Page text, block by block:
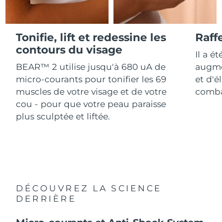
Tonifie, lift et redessine les
contours du visage
BEAR™ 2 utilise jusqu'à 680 uA de
micro-courants pour tonifier les 69
muscles de votre visage et de votre
cou - pour que votre peau paraisse
plus sculptée et liftée.
Il a
et
DÉCOUVREZ LA SCIENCE
DERRIÈRE
For healthy hair
Cosmétiques Hommes
Acheter tout
FOREO APP
Israël Livraison estimée
Italie Livraison estimée 8/8/26
8/11/26
Jersey Livraison estimée 8/13/26
Kazakhstan Livraison estimée
Lituanie